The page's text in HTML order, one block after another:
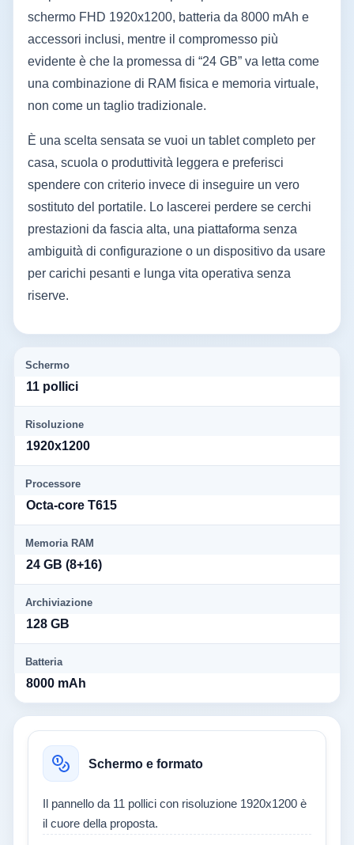
schermo FHD 1920x1200, batteria da 8000 mAh e
accessori inclusi, mentre il compromesso più
evidente è che la promessa di “24 GB” va letta come
una combinazione di RAM fisica e memoria virtuale,
non come un taglio tradizionale.
È una scelta sensata se vuoi un tablet completo per
casa, scuola o produttività leggera e preferisci
spendere con criterio invece di inseguire un vero
sostituto del portatile. Lo lascerei perdere se cerchi
prestazioni da fascia alta, una piattaforma senza
ambiguità di configurazione o un dispositivo da usare
per carichi pesanti e lunga vita operativa senza
riserve.
Schermo
11 pollici
Risoluzione
1920x1200
Processore
Octa-core T615
Memoria RAM
24 GB (8+16)
Archiviazione
128 GB
Batteria
8000 mAh
Schermo e formato
Il pannello da 11 pollici con risoluzione 1920x1200 è
il cuore della proposta.